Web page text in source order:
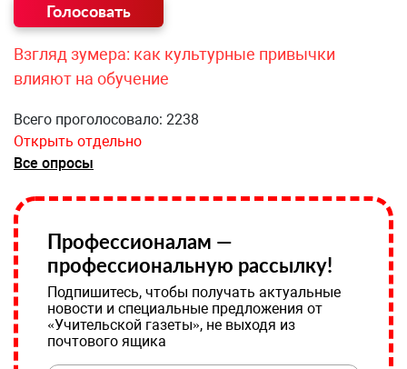
Взгляд зумера: как культурные привычки
влияют на обучение
Всего проголосовало: 2238
Открыть отдельно
Все опросы
Профессионалам —
профессиональную рассылку!
Подпишитесь, чтобы получать актуальные
новости и специальные предложения от
«Учительской газеты», не выходя из
почтового ящика